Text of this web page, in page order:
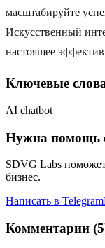
масштабируйте
Искусственный
настоящее
Ключевые
AI chatbot
Нужна помощь
SDVG Labs
бизнес.
Написать в Telegram
Комментарии